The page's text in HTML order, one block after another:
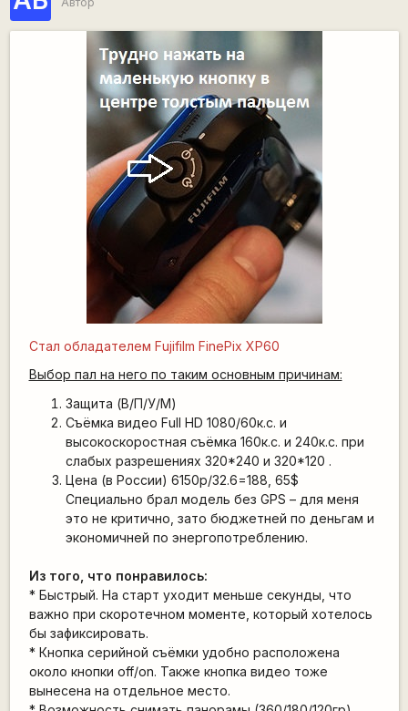
Стал обладателем Fujifilm FinePix XP60
Выбор пал на него по таким основным причинам:
Защита (В/П/У/М)
Съёмка видео Full HD 1080/60к.с. и
высокоскоростная съёмка 160к.с. и 240к.с. при
слабых разрешениях 320*240 и 320*120 .
Цена (в России) 6150р/32.6=188, 65$
Специально брал модель без GPS – для меня
это не критично, зато бюджетней по деньгам и
экономичней по энергопотреблению.
Из того, что понравилось:
* Быстрый. На старт уходит меньше секунды, что
важно при скоротечном моменте, который хотелось
бы зафиксировать.
* Кнопка серийной съёмки удобно расположена
около кнопки off/on. Также кнопка видео тоже
вынесена на отдельное место.